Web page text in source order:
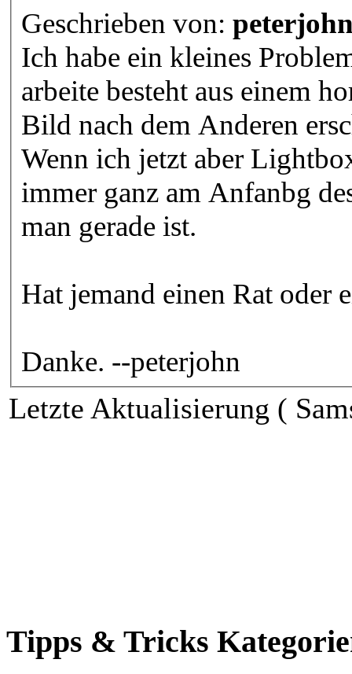
Geschrieben von:
Ich habe ein kleines
arbeite besteht aus einem
Bild nach dem Anderen
Wenn ich jetzt aber
immer ganz am Anfanbg
man gerade ist.
Hat jemand einen Rat oder
Danke. --peterjohn
Letzte Aktualisierung (
Tipps & Tricks